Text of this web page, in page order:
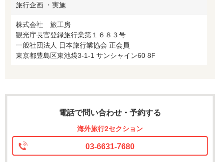
旅行企画 ・実施
株式会社 旅工房
観光庁長官登録旅行業第１６８３号
一般社団法人 日本旅行業協会 正会員
東京都豊島区東池袋3-1-1 サンシャイン60 8F
電話で問い合わせ・予約する
海外旅行2セクション
03-6631-7680